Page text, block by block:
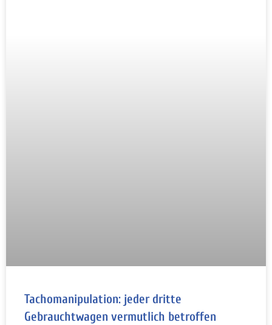
Tachomanipulation: jeder dritte
Gebrauchtwagen vermutlich betroffen